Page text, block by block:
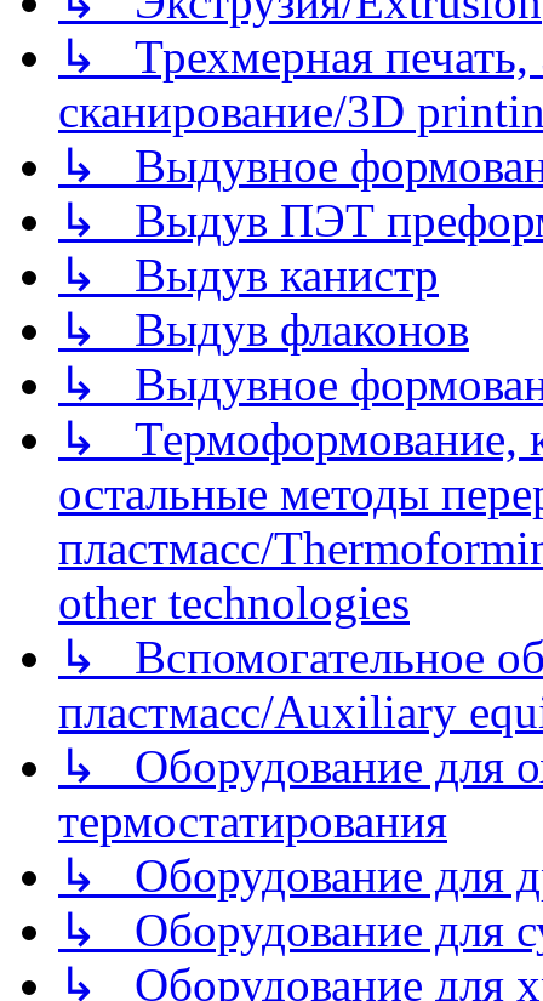
↳ Трехмерная
сканирование/3D
↳ Выдувное
↳ Выдув ПЭТ
↳ Выдув канистр
↳ Выдув флаконов
↳ Выдувное
↳ Термоформование,
остальные методы
пластмасс/
other technologies
↳ Вспомогательное
пластмасс/Auxiliary
↳ Оборудование для
термостатирования
↳ Оборудование для
↳ Оборудование для
↳ Оборудование для